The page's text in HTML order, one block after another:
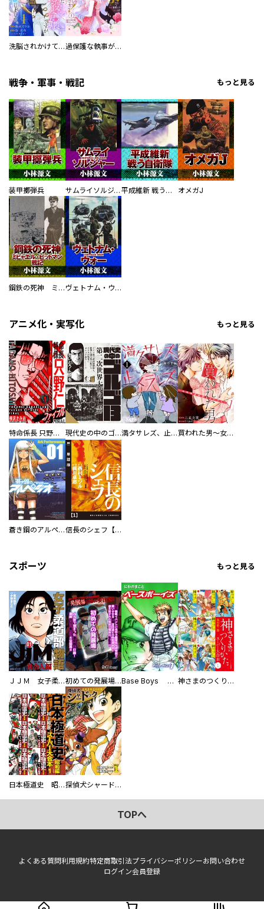
洗脳されかけていた悪役令嬢ですが家出を決意しました。【電子単行本版／特典おまけ付き】 過保護な執事が私の婚活を邪魔してきます！ 分冊版
戦争・軍事・戦記 もっと見る
装甲擲弾兵 サムライソルジャー SAMURAI SOLDIER 平成維新 戦う自衛隊 オメガJ
鋼鉄の死神 ミヒャエル・ビットマン戦記 ヴェトナム・ウォー VIETNAM WAR
アニメ化・実写化 もっと見る
特命係長 只野仁ファイナル 愛蔵版 現代史の中のゴルゴ13 満タサレズ、止メラレズ 買われた男～女性限定快感セラピスト～【描き下ろしおまけ付き特装版】
蒼き鋼のアルペジオ 信長のシェフ【単話版】
スポーツ もっと見る
ＪＪＭ 女子柔道部物語 社会人編 初めての発展場 【白抜き修正版】 Base Boys 新装版 神さまのつくりかた。スーパー大合本
日本極道史 昭和編 スーパー大合本 探偵犬シャードック（新装版）
TOPへ
よくある質問利用規約特定商取引法プライバシーポリシーお問い合わせ
ログイン会員登録